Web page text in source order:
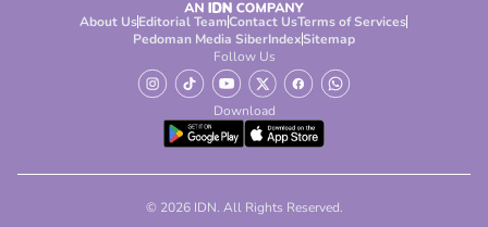
About UsEditorial TeamContact UsTerms of Services
Pedoman Media SiberIndexSitemap
Follow Us
Download
© 2026 IDN. All Rights Reserved.